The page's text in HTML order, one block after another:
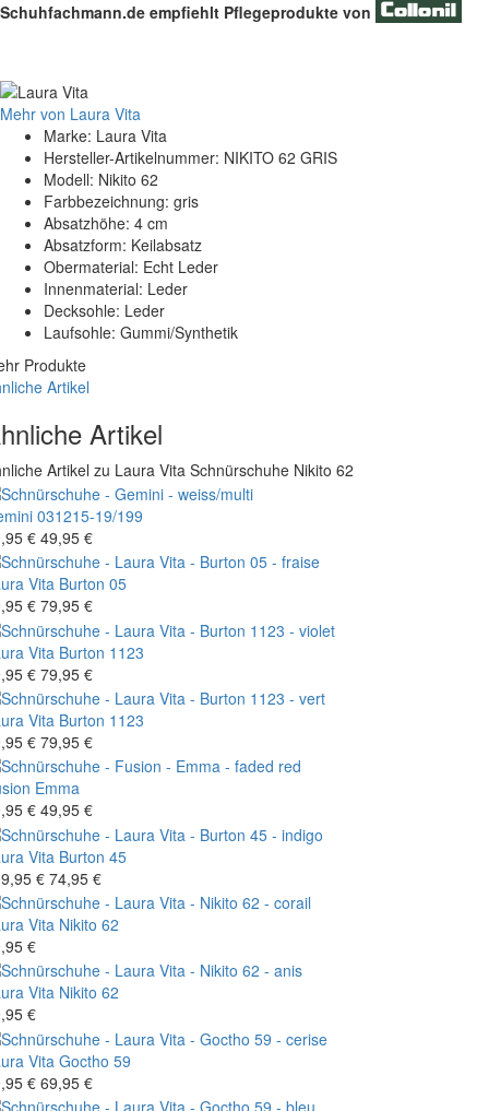
Schuhfachmann.de empfiehlt Pflegeprodukte von
Mehr von Laura Vita
Marke: Laura Vita
Hersteller-Artikelnummer: NIKITO 62 GRIS
Modell: Nikito 62
Farbbezeichnung: gris
Absatzhöhe: 4 cm
Absatzform: Keilabsatz
Obermaterial: Echt Leder
Innenmaterial: Leder
Decksohle: Leder
Laufsohle: Gummi/Synthetik
Produkte
Artikel
Artikel
Artikel zu Laura Vita Schnürschuhe Nikito 62
031215-19/199
€ 49,95 €
Vita Burton 05
€ 79,95 €
Vita Burton 1123
€ 79,95 €
Vita Burton 1123
€ 79,95 €
Emma
€ 49,95 €
Vita Burton 45
€ 74,95 €
Vita Nikito 62
€
Vita Nikito 62
€
Vita Goctho 59
€ 69,95 €